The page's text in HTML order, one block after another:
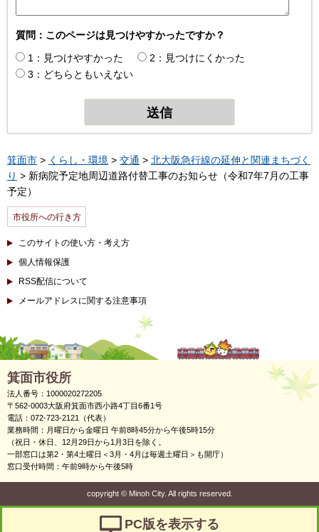
質問：このページは見つけやすかったですか？
1：見つけやすかった
2：見つけにくかった
3：どちらともいえない
箕面市 > くらし・環境 > 交通 > 北大阪急行線の延伸と関連まちづく
り > 新病院予定地周辺道路付替工事のお知らせ（令和7年7月の工事
予定）
市役所への行き方
このサイトの使い方・考え方
個人情報保護
RSS配信について
メールアドレスに関する注意事項
箕面市役所
法人番号：1000020272205
〒562-0003大阪府箕面市西小路4丁目6番1号
電話：072-723-2121（代表）
業務時間：月曜日から金曜日 午前8時45分から午後5時15分
（祝日・休日、12月29日から1月3日を除く。
一部窓口は第2・第4土曜日＜3月・4月は毎週土曜日＞も開庁）
窓口受付時間：午前9時から午後5時
copyright ©Minoh City. All rights reserved.
PC版を表示する